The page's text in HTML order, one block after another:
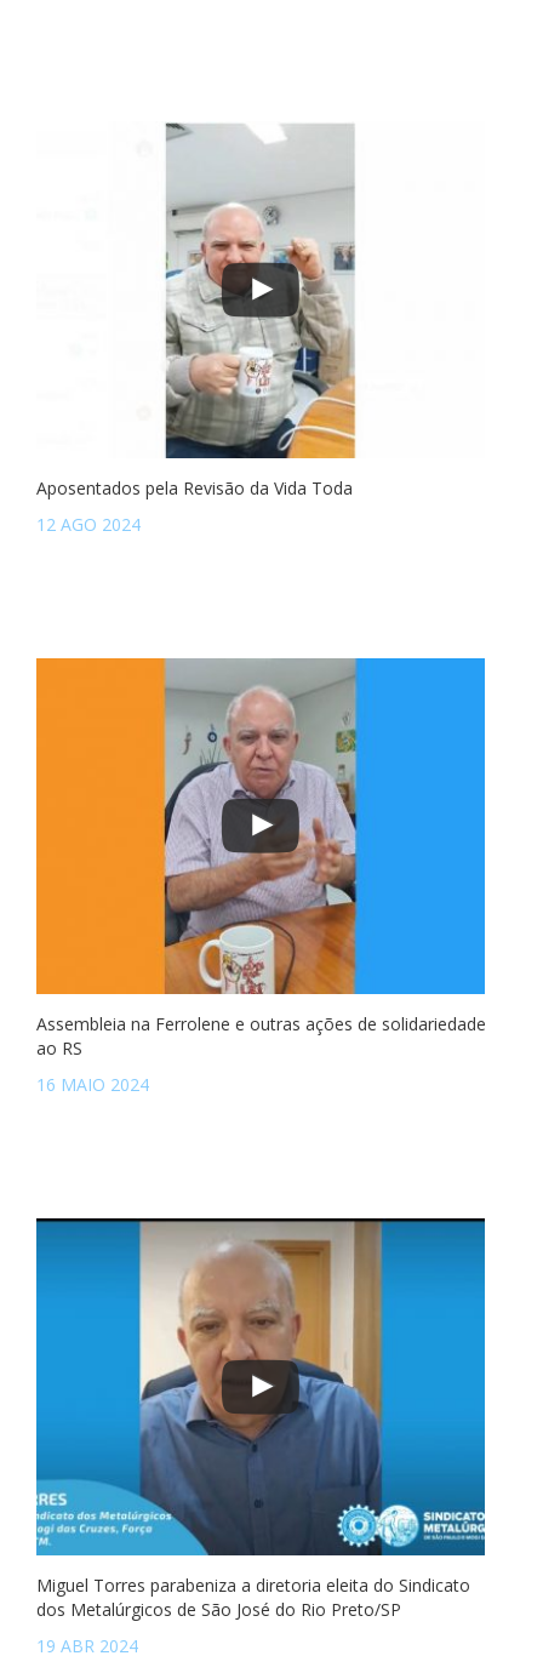
Aposentados pela Revisão da Vida Toda
12 AGO 2024
Assembleia na Ferrolene e outras ações de solidariedade
ao RS
16 MAIO 2024
Miguel Torres parabeniza a diretoria eleita do Sindicato
dos Metalúrgicos de São José do Rio Preto/SP
19 ABR 2024